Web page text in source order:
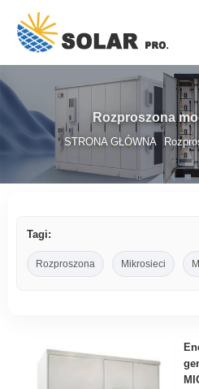
Rozproszona
STRONA GŁÓWNA/
Tagi:
Rozproszona Mikrosieci